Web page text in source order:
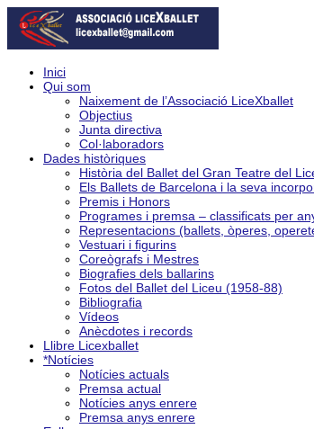
Inici
Qui som
Naixement de l’Associació LiceXballet
Objectius
Junta directiva
Col·laboradors
Dades històriques
Història del Ballet del Gran Teatre del
Els Ballets de Barcelona i la seva
Premis i Honors
Programes i premsa – classificats per
Representacions (ballets, òperes,
Vestuari i figurins
Coreògrafs i Mestres
Biografies dels ballarins
Fotos del Ballet del Liceu (1958-88)
Bibliografia
Vídeos
Anècdotes i records
Llibre Licexballet
*Notícies
Notícies actuals
Premsa actual
Notícies anys enrere
Premsa anys enrere